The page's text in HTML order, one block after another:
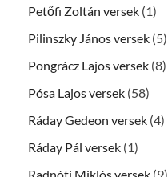
Petőfi Zoltán versek (1)
Pilinszky János versek (5)
Pongrácz Lajos versek (8)
Pósa Lajos versek (58)
Ráday Gedeon versek (4)
Ráday Pál versek (1)